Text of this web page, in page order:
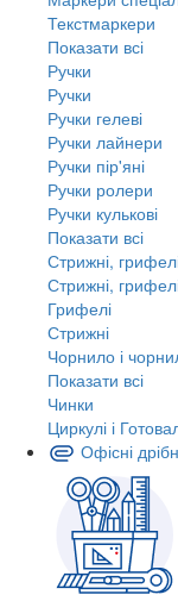
Текстмаркери
Показати всі
Ручки
Ручки
Ручки гелеві
Ручки лайнери
Ручки пір'яні
Ручки ролери
Ручки кулькові
Показати всі
Стрижні,
Стрижні,
Грифелі
Стрижні
Чорнило і
Показати всі
Чинки
Циркулі і
Офісні